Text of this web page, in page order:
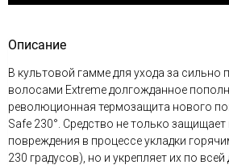
Описание
В культовой гамме для ухода за сильно
волосами Extreme долгожданное
революционная термозащита нового
Safe 230°. Средство не только защищает
повреждения в процессе укладки
230 градусов), но и укрепляет их по всей